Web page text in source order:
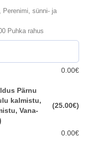
Perenimi, sünni- ja
Puhka rahus
0.00€
Pärnu
kalmistu,
Vana-
(25.00€)
0.00€